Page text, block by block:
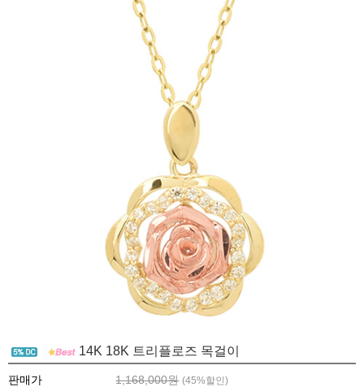
14K 18K 트리플로즈 목걸이
판매가 1,168,000원 (45%할인)